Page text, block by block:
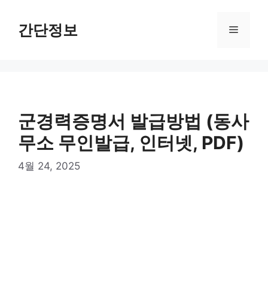
간단정보 메
군경력증명서 발급방법 (동사
무소 무인발급, 인터넷, PDF)
4월 24, 2025